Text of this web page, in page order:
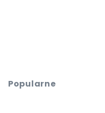
Popularne